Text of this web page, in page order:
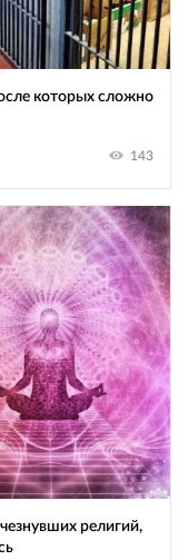
которых сложно
143
религий,